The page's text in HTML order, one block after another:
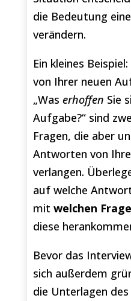
die Bedeutung
verändern.
Ein kleines Beispiel:
von Ihrer neuen
„Was erhoffen Sie
Aufgabe?“ sind
Fragen, die aber
Antworten von
verlangen.
auf welche
mit welchen
diese
Bevor das
sich außerdem
die Unterlagen